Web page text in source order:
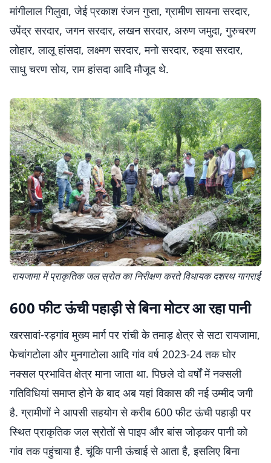
मांगीलाल गिलुवा, जेई प्रकाश रंजन गुप्ता, ग्रामीण सायना सरदार,
उपेंद्र सरदार, जगन सरदार, लखन सरदार, अरुण जमुदा, गुरुचरण
लोहार, लालू हांसदा, लक्ष्मण सरदार, मनो सरदार, रुइया सरदार,
साधु चरण सोय, राम हांसदा आदि मौजूद थे.
रायजामा में प्राकृतिक जल स्रोत का निरीक्षण करते विधायक दशरथ गागराई
600 फीट ऊंची पहाड़ी से बिना मोटर आ रहा पानी
खरसावां-रड़गांव मुख्य मार्ग पर रांची के तमाड़ क्षेत्र से सटा रायजामा,
फेचांगटोला और मुनगाटोला आदि गांव वर्ष 2023-24 तक घोर
नक्सल प्रभावित क्षेत्र माना जाता था. पिछले दो वर्षों में नक्सली
गतिविधियां समाप्त होने के बाद अब यहां विकास की नई उम्मीद जगी
है. ग्रामीणों ने आपसी सहयोग से करीब 600 फीट ऊंची पहाड़ी पर
स्थित प्राकृतिक जल स्रोतों से पाइप और बांस जोड़कर पानी को
गांव तक पहुंचाया है. चूंकि पानी ऊंचाई से आता है, इसलिए बिना